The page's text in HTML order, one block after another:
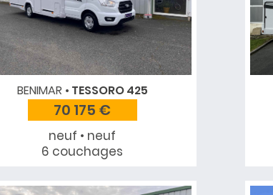
BENIMAR TESSORO 425
70 175 €
neuf • neuf
6 couchages